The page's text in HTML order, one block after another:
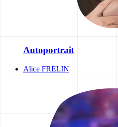
Autoportrait
Alice FRELIN